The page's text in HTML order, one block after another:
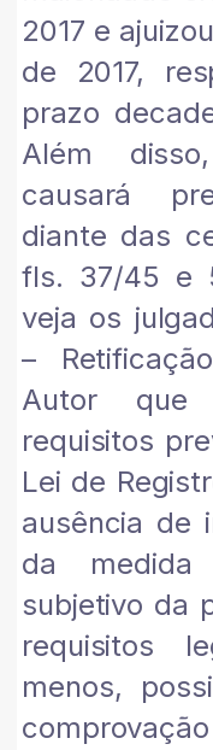
2017 e
de 2017,
prazo
Além
causará
diante das
fls. 37/45 e
veja os
–
Autor que
requisitos
Lei de
ausência de
da
subjetivo da
requisitos
menos,